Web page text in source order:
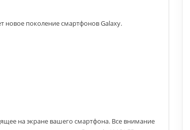
новое поколение смартфонов Galaxy.
на экране вашего смартфона. Все внимание